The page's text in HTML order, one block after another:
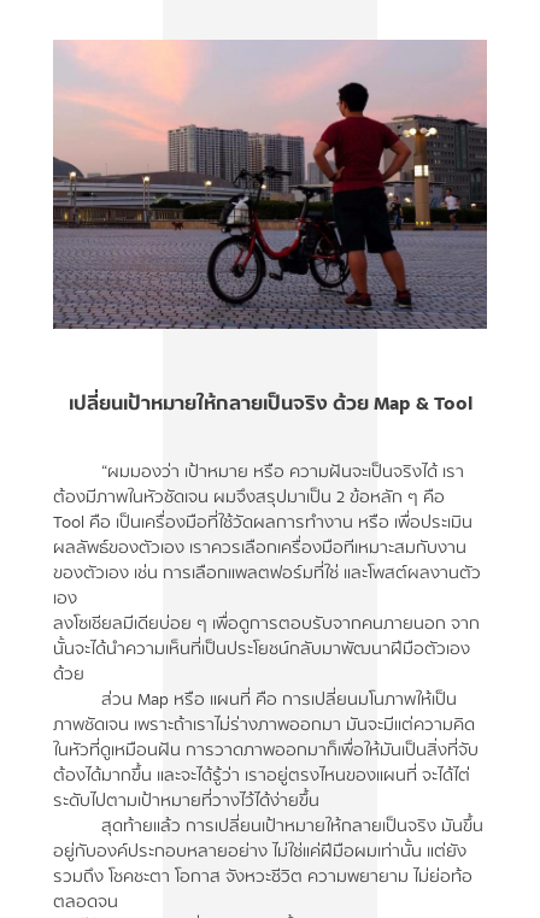
เปลี่ยนเป้าหมายให้กลายเป็นจริง ด้วย Map & Tool
“ผมมองว่า เป้าหมาย หรือ ความฝันจะเป็นจริงได้ เรา
ต้องมีภาพในหัวชัดเจน ผมจึงสรุปมาเป็น 2 ข้อหลัก ๆ คือ
Tool คือ เป็นเครื่องมือที่ใช้วัดผลการทำงาน หรือ เพื่อประเมิน
ผลลัพธ์ของตัวเอง เราควรเลือกเครื่องมือทีเหมาะสมกับงาน
ของตัวเอง เช่น การเลือกแพลตฟอร์มที่ใช่ และโพสต์ผลงานตัว
เอง
ลงโซเชียลมีเดียบ่อย ๆ เพื่อดูการตอบรับจากคนภายนอก จาก
นั้นจะได้นำความเห็นที่เป็นประโยชน์กลับมาพัฒนาฝีมือตัวเอง
ด้วย
ส่วน Map หรือ แผนที่ คือ การเปลี่ยนมโนภาพให้เป็น
ภาพชัดเจน เพราะถ้าเราไม่ร่างภาพออกมา มันจะมีแต่ความคิด
ในหัวที่ดูเหมือนฝัน การวาดภาพออกมาก็เพื่อให้มันเป็นสิ่งที่จับ
ต้องได้มากขึ้น และจะได้รู้ว่า เราอยู่ตรงไหนของแผนที่ จะได้ไต่
ระดับไปตามเป้าหมายที่วางไว้ได้ง่ายขึ้น
สุดท้ายแล้ว การเปลี่ยนเป้าหมายให้กลายเป็นจริง มันขึ้น
อยู่กับองค์ประกอบหลายอย่าง ไม่ใช่แค่ฝีมือผมเท่านั้น แต่ยัง
รวมถึง โชคชะตา โอกาส จังหวะชีวิต ความพยายาม ไม่ย่อท้อ
ตลอดจน